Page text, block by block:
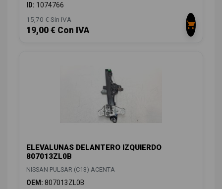
ID: 1074766
15,70 € Sin IVA
19,00 € Con IVA
ELEVALUNAS DELANTERO IZQUIERDO
807013ZL0B
NISSAN PULSAR (C13) ACENTA
OEM: 807013ZL0B